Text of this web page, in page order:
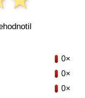
0×
0×
0×